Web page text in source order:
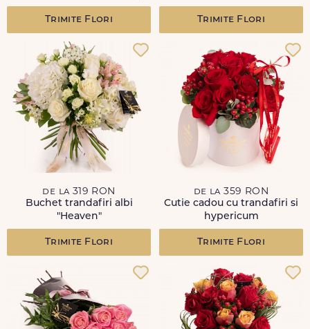
Trimite Flori Trimite Flori
de la 319 RON
Buchet trandafiri albi
"Heaven"
Trimite Flori
de la 359 RON
Cutie cadou cu trandafiri si
hypericum
Trimite Flori